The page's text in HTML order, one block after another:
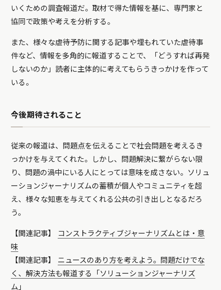
いくための調査報道だ。取材で得た情報を基に、専門家と
協同で政策や考えを分析する。
また、様々な虐待予防に関する記事や埋もれていた虐待事
件など、情報を多角的に報道することで、「どうすれば再発
しないのか」読者に主体的に考えてもらうきっかけを作って
いる。
今後期待されること
従来の報道は、問題点を伝えることで社会問題を考えるき
っかけを与えてくれた。しかし、問題解決に繋がらない限
り、問題の渦中にいる人にとっては意味を成さない。ソリュ
ーションジャーナリズムの蓄積が個人やコミュニティを超
え、様々な知恵を与えてくれる公共の引き出しとなるだろ
う。
【関連記事】 コンストラクティブジャーナリズムとは・意
味
【関連記事】 ニュースのあり方を考えよう。問題だけでな
く、解決方法も報道する「ソリューションジャーナリズ
ム」